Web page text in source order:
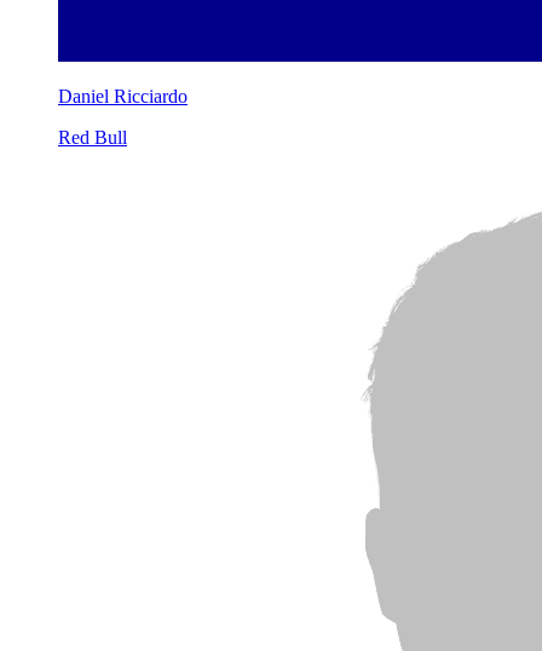
Daniel Ricciardo
Red Bull